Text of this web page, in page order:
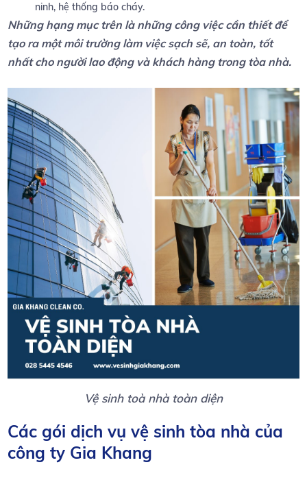
ninh, hệ thống báo cháy.
Những hạng mục trên là những công việc cần thiết để
tạo ra một môi trường làm việc sạch sẽ, an toàn, tốt
nhất cho người lao động và khách hàng trong tòa nhà.
Vệ sinh toà nhà toàn diện
Các gói dịch vụ vệ sinh tòa nhà của
công ty Gia Khang